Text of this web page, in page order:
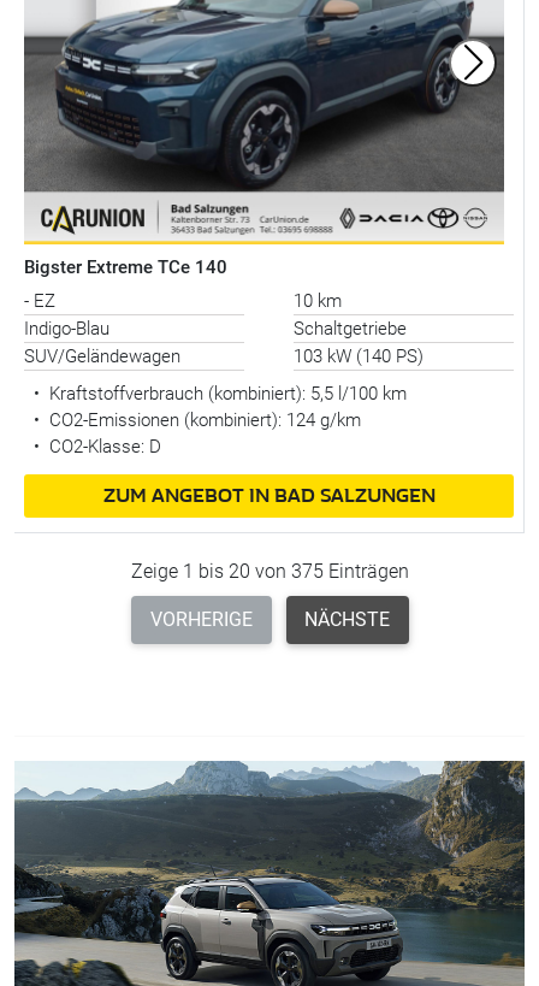
Bigster Extreme TCe 140
- EZ
10 km
Indigo-Blau
Schaltgetriebe
SUV/Geländewagen
103 kW (140 PS)
• Kraftstoffverbrauch (kombiniert): 5,5 l/100 km
• CO2-Emissionen (kombiniert): 124 g/km
• CO2-Klasse: D
ZUM ANGEBOT IN BAD SALZUNGEN
Zeige 1 bis 20 von 375 Einträgen
VORHERIGE NÄCHSTE